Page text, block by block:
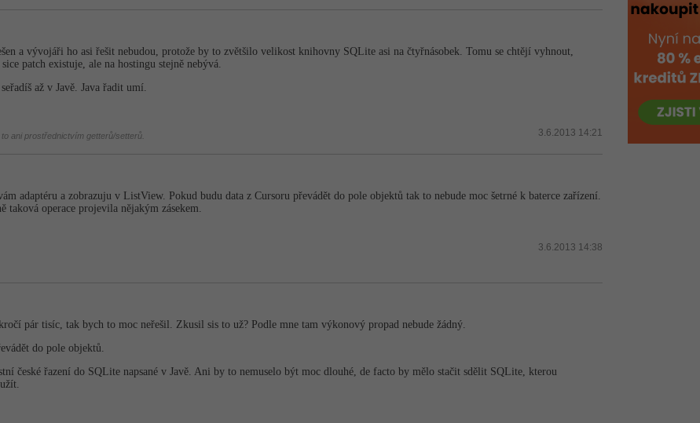
a vývojáři ho asi řešit nebudou, protože by to zvětšilo velikost knihovny SQLite asi na čtyřnásobek. Tomu se chtějí vyhnout,
patch existuje, ale na hostingu stejně nebývá.
až v Javě. Java řadit umí.
3.6.2013 14:21
ani prostřednictvím getterů/setterů.
adaptéru a zobrazuju v ListView. Pokud budu data z Cursoru převádět do pole objektů tak to nebude moc šetrné k baterce zařízení.
taková operace projevila nějakým zásekem.
3.6.2013 14:38
pár tisíc, tak bych to moc neřešil. Zkusil sis to už? Podle mne tam výkonový propad nebude žádný.
do pole objektů.
české řazení do SQLite napsané v Javě. Ani by to nemuselo být moc dlouhé, de facto by mělo stačit sdělit SQLite, kterou